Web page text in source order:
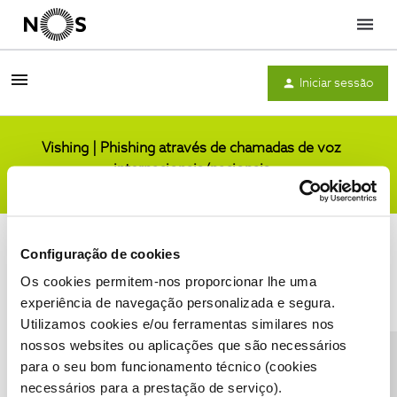
Configuração de cookies
Os cookies permitem-nos proporcionar lhe uma
experiência de navegação personalizada e segura.
Utilizamos cookies e/ou ferramentas similares nos
nossos websites ou aplicações que são necessários
para o seu bom funcionamento técnico (cookies
necessários para a prestação de serviço).
Menu
Iniciar sessão
Vishing | Phishing através de chamadas de voz
internacionais/nacionais
Condições do Fórum NOS Accessibility statement